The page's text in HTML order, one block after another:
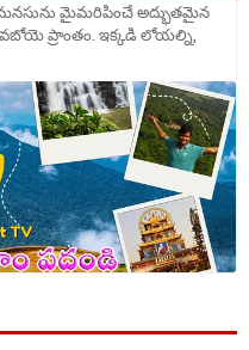
మనసును మైమరిపించే అద్భుతమైన
ప్రాంతం. ఇక్కడి లోయల్ని,